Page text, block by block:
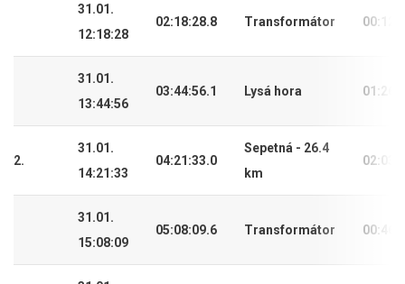
31.01.
12:18:28
02:18:28.8 Transformátor
31.01.
13:44:56
03:44:56.1 Lysá hora
2.
31.01.
14:21:33
04:21:33.0
Sepetná - 26.4
km
31.01.
15:08:09
05:08:09.6 Transformátor